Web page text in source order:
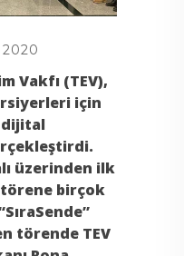
2020
Vakfı (TEV),
için
dijital
üzerinden ilk
birçok
törende TEV